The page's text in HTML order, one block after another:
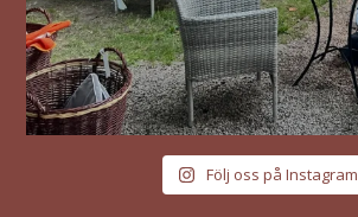
Följ oss på Instagram